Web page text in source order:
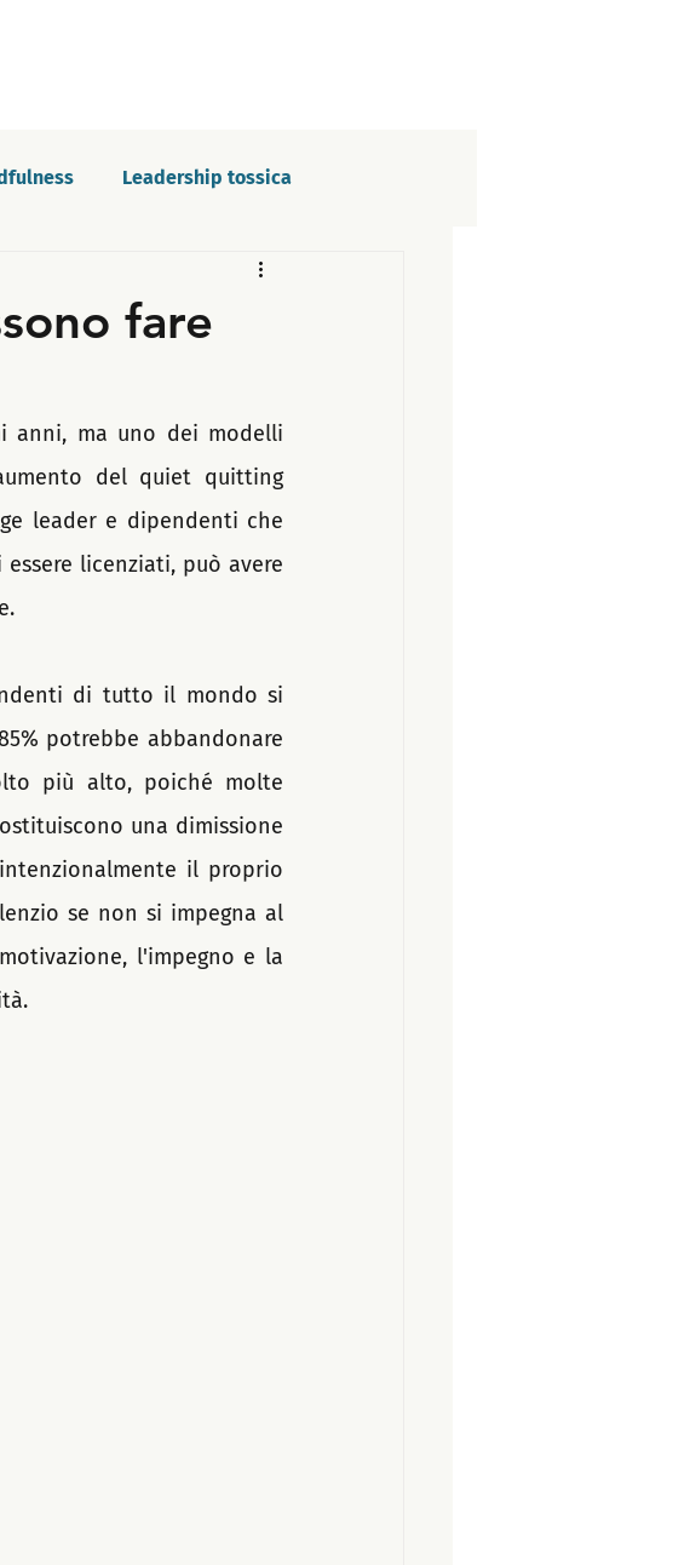
Leadership tossica
Crescita e innovazione
fare
anni, ma uno dei modelli
del quiet quitting
leader e dipendenti che
licenziati, può avere
di tutto il mondo si
potrebbe abbandonare
più alto, poiché molte
una dimissione
il proprio
se non si impegna al
l'impegno e la